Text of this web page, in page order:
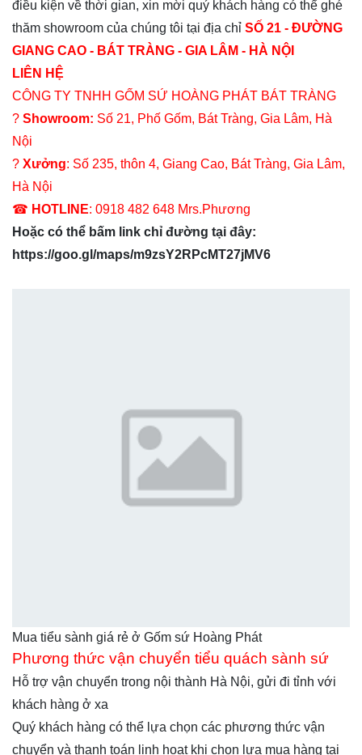
điều kiện về thời gian, xin mời quý khách hàng có thể ghé
thăm showroom của chúng tôi tại địa chỉ SỐ 21 - ĐƯỜNG
GIANG CAO - BÁT TRÀNG - GIA LÂM - HÀ NỘI
LIÊN HỆ
CÔNG TY TNHH GỐM SỨ HOÀNG PHÁT BÁT TRÀNG
? Showroom: Số 21, Phố Gốm, Bát Tràng, Gia Lâm, Hà
Nội
? Xưởng: Số 235, thôn 4, Giang Cao, Bát Tràng, Gia Lâm,
Hà Nội
☎ HOTLINE: 0918 482 648 Mrs.Phương
Hoặc có thể bấm link chỉ đường tại đây:
https://goo.gl/maps/m9zsY2RPcMT27jMV6
Mua tiểu sành giá rẻ ở Gốm sứ Hoàng Phát
Phương thức vận chuyển tiểu quách sành sứ
Hỗ trợ vận chuyển trong nội thành Hà Nội, gửi đi tỉnh với
khách hàng ở xa
Quý khách hàng có thể lựa chọn các phương thức vận
chuyển và thanh toán linh hoạt khi chọn lựa mua hàng tại